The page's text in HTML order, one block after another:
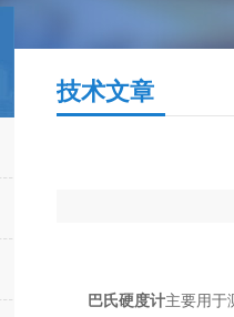
技术文章
巴氏硬度计主要用于